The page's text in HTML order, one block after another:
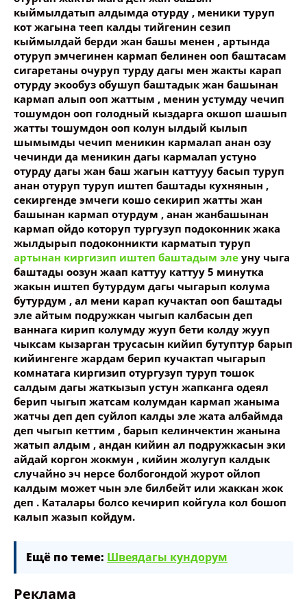
кыймылдатып алдымда отурду , меники туруп
кот жагына тееп калды тийгенин сезип
кыймылдай берди жан башы менен , артында
отуруп эмчегинен кармап белинен ооп баштасам
сигаретаны очуруп турду дагы мен жакты карап
отурду экообуз обушуп баштадык жан башынан
кармап алып ооп жаттым , менин устумду чечип
тошумдон ооп голодный кыздарга окшоп шашып
жатты тошумдон ооп колун ылдый кылып
шымымды чечип меникин кармалап анан озу
чечинди да меникин дагы кармалап устуно
отурду дагы жан баш жагын каттууу басып туруп
анан отуруп туруп иштеп баштады кухнянын ,
секиргенде эмчеги кошо секирип жатты жан
башынан кармап отурдум , анан жанбашынан
кармап ойдо которуп тургузуп подоконник жака
жылдырып подоконникти карматып туруп
артынан киргизип иштеп баштадым эле уну чыга
баштады оозун жаап каттуу каттуу 5 минутка
жакын иштеп бутурдум дагы чыгарып колума
бутурдум , ал мени карап кучактап ооп баштады
эле айтым подружкан чыгып калбасын деп
ваннага кирип колумду жууп бети колду жууп
чыксам кызарган трусасын кийип бутуптур барып
кийингенге жардам берип кучактап чыгарып
комнатага киргизип отургузуп туруп тошок
салдым дагы жаткызып устун жапканга одеял
берип чыгып жатсам колумдан кармап жаныма
жатчы деп деп суйлоп калды эле жата албаймда
деп чыгып кеттим , барып келинчектин жанына
жатып алдым , андан кийин ал подружкасын эки
айдай коргон жокмун , кийин жолугуп калдык
случайно эч нерсе болбогондой журот ойлоп
калдым может чын эле билбейт или жаккан жок
деп . Каталары болсо кечирип койгула кол бошоп
калып жазып койдум.
Ещё по теме: Швеядагы кундорум
Реклама